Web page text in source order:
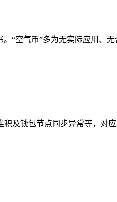
“空气币”多为无实际应用、无
及钱包节点同步异常等，对